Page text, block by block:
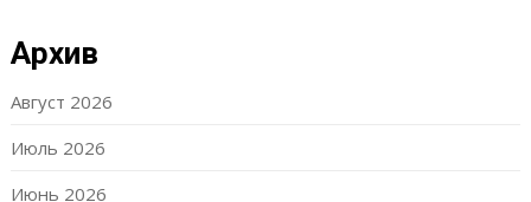
Архив
Август 2026
Июль 2026
Июнь 2026